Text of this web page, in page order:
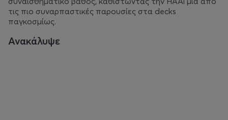
τις πιο συναρπαστικές παρουσίες στα decks
παγκοσμίως.
Ανακάλυψε